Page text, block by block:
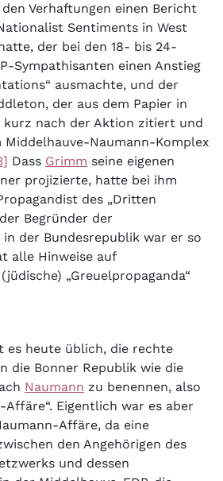
Verhaftungen einen Bericht
Sentiments in West
der bei den 18- bis 24-
Sympathisanten einen Anstieg
ausmachte, und der
der aus dem Papier in
kurz nach der Aktion zitiert und
Middelhauve-Naumann-Komplex
Dass Grimm seine eigenen
projizierte, hatte bei ihm
des „Dritten
Begründer der
der Bundesrepublik war er so
alle Hinweise auf
„Greuelpropaganda“
es heute üblich, die rechte
die Bonner Republik wie die
Naumann zu benennen, also
Affäre“. Eigentlich war es aber
Affäre, da eine
den Angehörigen des
und dessen